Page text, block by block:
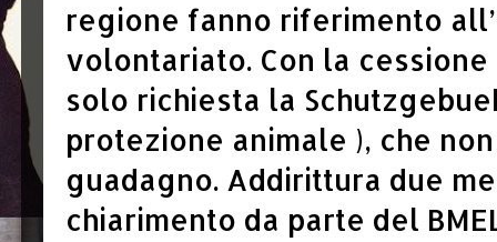
regione fanno riferimento
volontariato. Con la
solo richiesta la
protezione animale ), che
guadagno. Addirittura due
chiarimento da parte del